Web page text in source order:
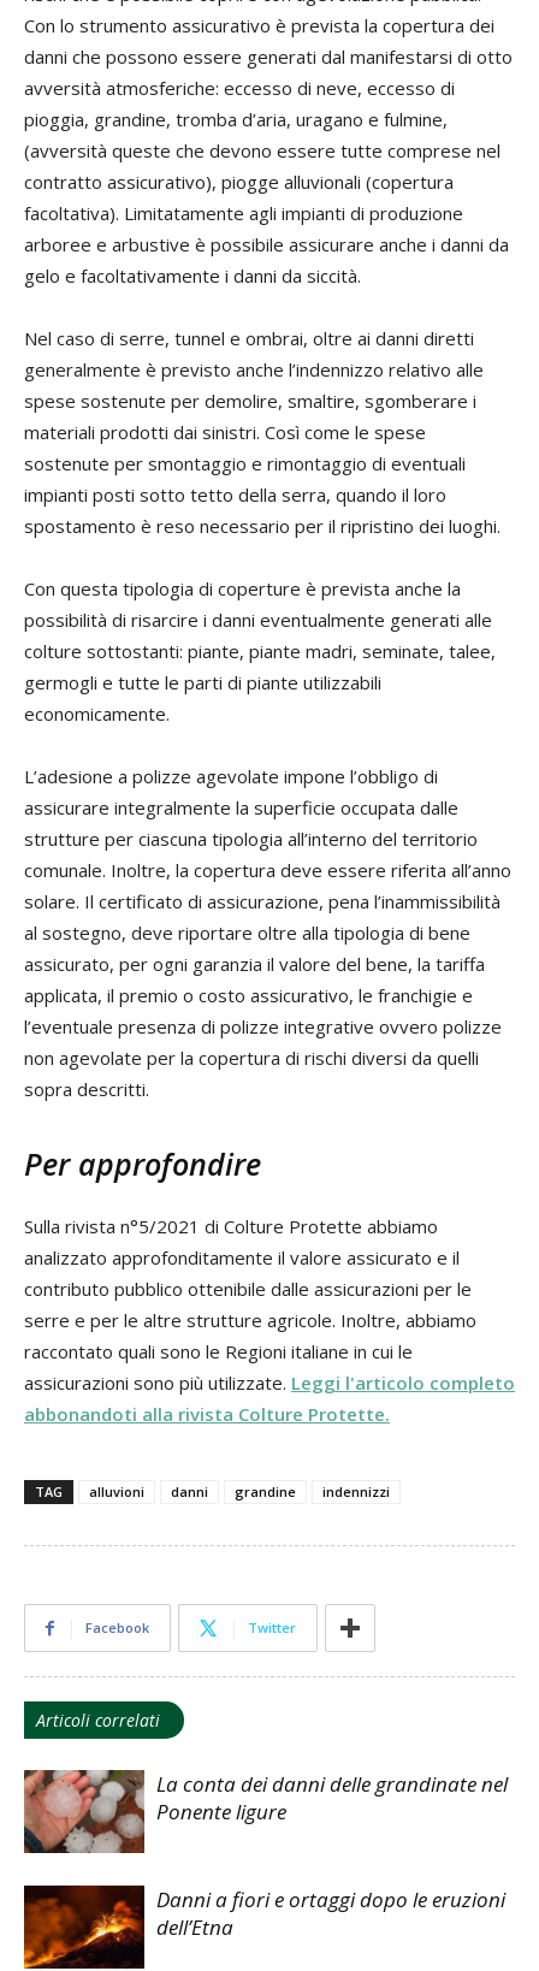
Con lo strumento assicurativo è prevista la copertura dei
danni che possono essere generati dal manifestarsi di otto
avversità atmosferiche: eccesso di neve, eccesso di
pioggia, grandine, tromba d’aria, uragano e fulmine,
(avversità queste che devono essere tutte comprese nel
contratto assicurativo), piogge alluvionali (copertura
facoltativa). Limitatamente agli impianti di produzione
arboree e arbustive è possibile assicurare anche i danni da
gelo e facoltativamente i danni da siccità.
Nel caso di serre, tunnel e ombrai, oltre ai danni diretti
generalmente è previsto anche l’indennizzo relativo alle
spese sostenute per demolire, smaltire, sgomberare i
materiali prodotti dai sinistri. Così come le spese
sostenute per smontaggio e rimontaggio di eventuali
impianti posti sotto tetto della serra, quando il loro
spostamento è reso necessario per il ripristino dei luoghi.
Con questa tipologia di coperture è prevista anche la
possibilità di risarcire i danni eventualmente generati alle
colture sottostanti: piante, piante madri, seminate, talee,
germogli e tutte le parti di piante utilizzabili
economicamente.
L’adesione a polizze agevolate impone l’obbligo di
assicurare integralmente la superficie occupata dalle
strutture per ciascuna tipologia all’interno del territorio
comunale. Inoltre, la copertura deve essere riferita all’anno
solare. Il certificato di assicurazione, pena l’inammissibilità
al sostegno, deve riportare oltre alla tipologia di bene
assicurato, per ogni garanzia il valore del bene, la tariffa
applicata, il premio o costo assicurativo, le franchigie e
l’eventuale presenza di polizze integrative ovvero polizze
non agevolate per la copertura di rischi diversi da quelli
sopra descritti.
Per approfondire
Sulla rivista n°5/2021 di Colture Protette abbiamo
analizzato approfonditamente il valore assicurato e il
contributo pubblico ottenibile dalle assicurazioni per le
serre e per le altre strutture agricole. Inoltre, abbiamo
raccontato quali sono le Regioni italiane in cui le
assicurazioni sono più utilizzate. Leggi l'articolo completo
abbonandoti alla rivista Colture Protette.
TAG alluvioni danni grandine indennizzi
Facebook Twitter
Articoli correlati
La conta dei danni delle grandinate nel
Ponente ligure
Danni a fiori e ortaggi dopo le eruzioni
dell’Etna